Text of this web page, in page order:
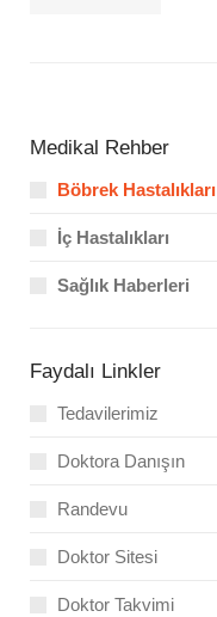
Medikal Rehber
Böbrek Hastalıkları
İç Hastalıkları
Sağlık Haberleri
Faydalı Linkler
Tedavilerimiz
Doktora Danışın
Randevu
Doktor Sitesi
Doktor Takvimi